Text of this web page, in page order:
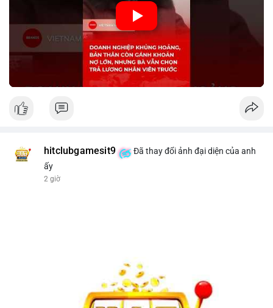
🎥 Xem video trực tiếp tại:
Nguồn: KIEN THUC KINH TE
hitclubgamesit9
Đã thay đổi ảnh đại diện của anh
ấy
2 giờ